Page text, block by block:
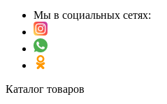
Мы в социальных сетях:
Каталог товаров